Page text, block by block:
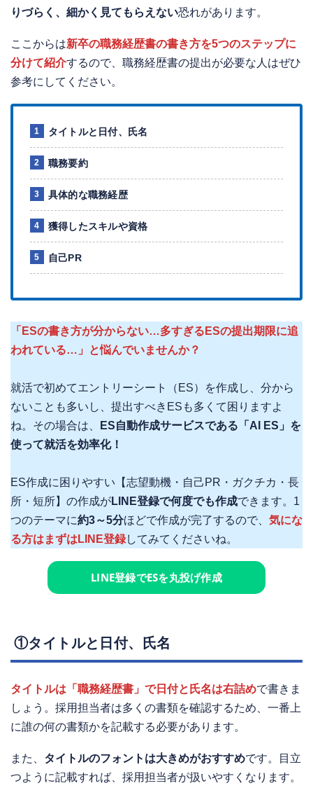
りづらく、細かく見てもらえない恐れがあります。
ここからは新卒の職務経歴書の書き方を5つのステップに
分けて紹介するので、職務経歴書の提出が必要な人はぜひ
参考にしてください。
タイトルと日付、氏名
職務要約
具体的な職務経歴
獲得したスキルや資格
自己PR
「ESの書き方が分からない…多すぎるESの提出期限に追
われている…」と悩んでいませんか？
就活で初めてエントリーシート（ES）を作成し、分から
ないことも多いし、提出すべきESも多くて困りますよ
ね。その場合は、
ES自動作成サービスである「AI ES」を
使って就活を効率化！
ES作成に困りやすい【志望動機・自己PR・ガクチカ・長
所・短所】の作成がLINE登録で何度でも作成できます。1
つのテーマに約3～5分ほどで作成が完了するので、 気にな
る方はまずはLINE登録してみてくださいね。
LINE登録でESを丸投げ作成
①タイトルと日付、氏名
タイトルは「職務経歴書」で日付と氏名は右詰めで書きま
しょう。採用担当者は多くの書類を確認するため、一番上
に誰の何の書類かを記載する必要があります。
また、 タイトルのフォントは大きめがおすすめです。目立
つように記載すれば、採用担当者が扱いやすくなります。